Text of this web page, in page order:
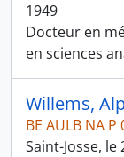
1949
Docteur en
en sciences
Willems,
BE AULB NA P
Saint-Josse,